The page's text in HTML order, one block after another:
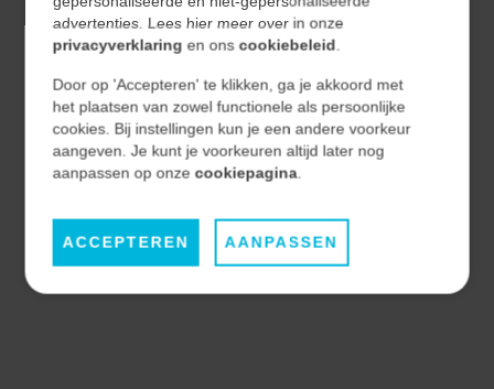
organisatie. Met onze ISO/IEC 27001 certificering tonen
wij aan dat onze processen voor het beheren, verwerken
en beveiligen van projectinformatie,
ontwerpdocumentatie en klantgegevens voldoen aan
internationaal erkende normen voor
informatiebeveiliging.
Hierdoor kunnen onze klanten rekenen op een
gecontroleerde en veilige omgang met technische en
advertenties. Lees hier meer over in onze
privacyverklaring en onscookiebeleid .
Door op 'Accepteren' te klikken, ga je akkoord met
het plaatsen van zowel functionele als persoonlijke
cookies. Bij instellingen kun je een andere voorkeur
aangeven. Je kunt je voorkeuren altijd later nog
aanpassen op onzecookiepagina.
ACCEPTEREN AANPASSEN